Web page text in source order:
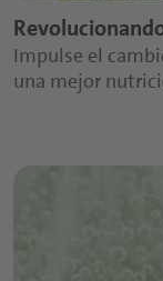
Impulse el
una mejor